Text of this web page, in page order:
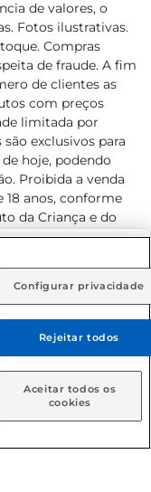
deseja receber
em Loja
de valores, o
Fotos ilustrativas.
Compras
de fraude. A fim
de clientes as
com preços
limitada por
exclusivos para
hoje, podendo
Proibida a venda
18 anos, conforme
da Criança e do
para o
on-line é de R$
direitos
Configurar privacidade
Rejeitar todos
Aceitar todos os
cookies